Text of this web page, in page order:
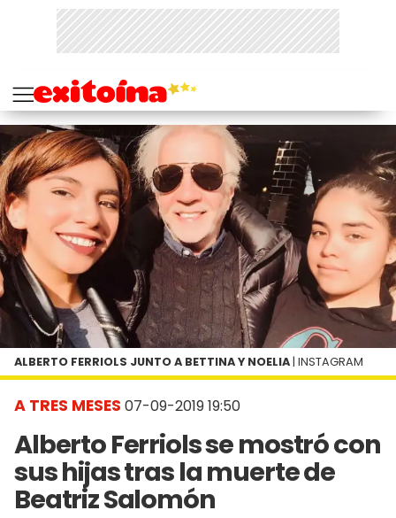
A TRES MESES 07-09-2019 19:50
Alberto Ferriols se mostró con
sus hijas tras la muerte de
Beatriz Salomón
ALBERTO FERRIOLS JUNTO A BETTINA Y NOELIA | INSTAGRAM